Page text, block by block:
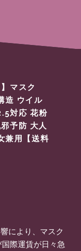
マスク
造 ウイル
対応 花粉
予防 大人
兼用【送料
により、マスク
際運賃が日々急